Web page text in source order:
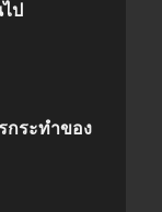
ป
กระทำของ